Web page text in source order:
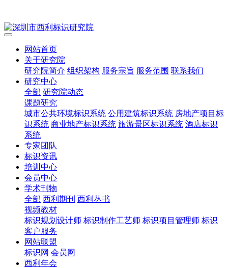
网站首页
关于研究院
研究院简介 组织架构 服务宗旨 服务范围 联系我们
研究中心
全部 研究院动态
课题研究
城市公共环境标识系统 公用建筑标识系统 房地产项目标
识系统 商业地产标识系统 旅游景区标识系统 酒店标识
系统
专家团队
标识资讯
培训中心
会员中心
学术刊物
全部 西利期刊 西利丛书
视频教材
标识规划设计师 标识制作工艺师 标识项目管理师 标识
客户服务
网站联盟
标识网 会员网
西利年会